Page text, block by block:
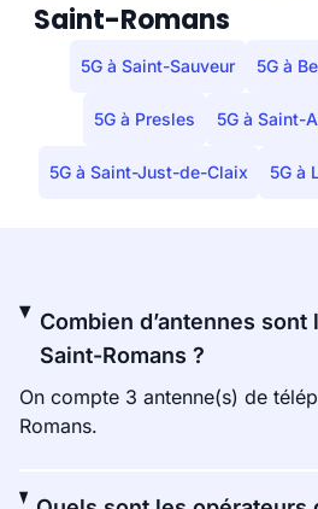
Saint-Romans
5G à Saint-Sauveur 5G à
5G à Presles 5G à Saint-
5G à Saint-Just-de-Claix 5G à
Combien d’antennes sont
Saint-Romans ?
On compte 3 antenne(s) de
Romans.